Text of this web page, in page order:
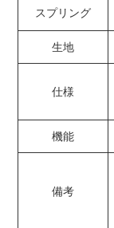
スプリング
生地
仕様
機能
備考